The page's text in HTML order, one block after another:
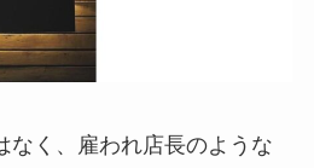
なく、雇われ店長のような